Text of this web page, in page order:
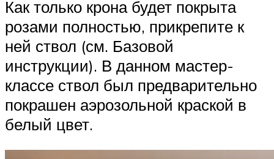
Как только крона будет покрыта
розами полностью, прикрепите к
ней ствол (см. Базовой
инструкции). В данном мастер-
классе ствол был предварительно
покрашен аэрозольной краской в
белый цвет.